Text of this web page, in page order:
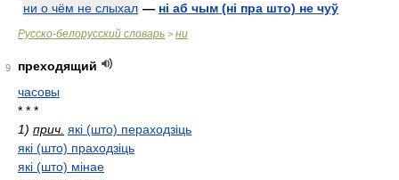
ни о чём не слыхал — ні аб чым (ні пра што) не чуў
Русско-белорусский словарь > ни
9
преходящий
часовы
* * *
1) прич. які (што) пераходзіць
які (што) праходзіць
які (што) мінае